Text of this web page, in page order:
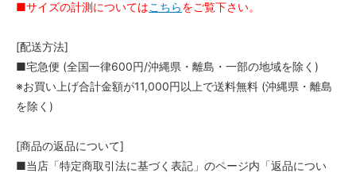
■サイズの計測についてはこちらをご覧下さい。
[配送方法]
■宅急便 (全国一律600円/沖縄県・離島・一部の地域を除く)
※お買い上げ合計金額が11,000円以上で送料無料 (沖縄県・離島
を除く)
[商品の返品について]
■当店「特定商取引法に基づく表記」のページ内「返品につい